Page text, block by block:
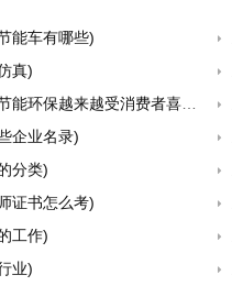
能车有哪些)
真)
环保越来越受消费者喜爱)
企业名录)
分类)
证书怎么考)
工作)
业)